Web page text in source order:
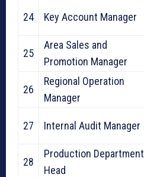
24 Key Account Manager
25
Area Sales and
Promotion Manager
26
Regional Operation
Manager
27 Internal Audit Manager
28
Production Department
Head